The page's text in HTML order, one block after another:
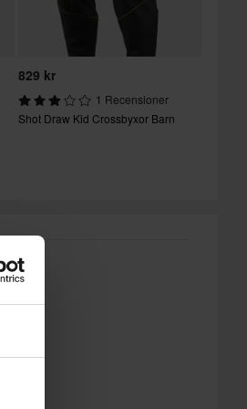
829 kr
1 Recensioner
Shot Draw Kid Crossbyxor Barn